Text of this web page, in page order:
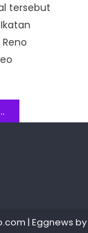
tersebut
| Eggnews by